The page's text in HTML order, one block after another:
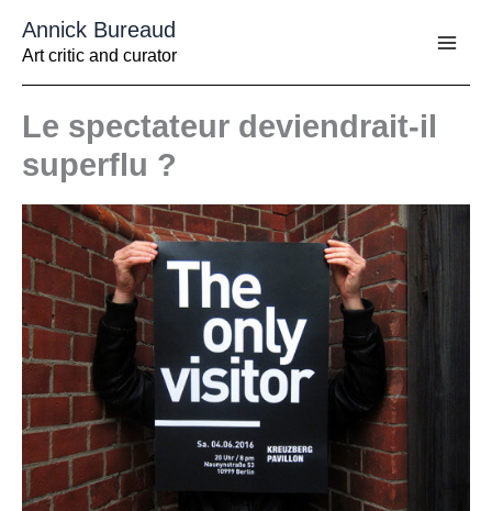
contenu
Annick Bureaud
Art critic and curator
Le spectateur deviendrait-il
superflu ?